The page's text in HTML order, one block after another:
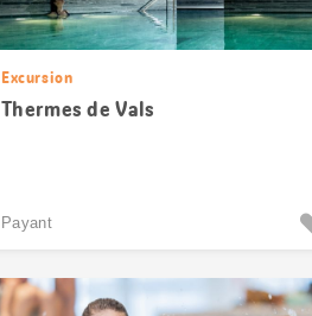
Excursion
Thermes de Vals
Payant